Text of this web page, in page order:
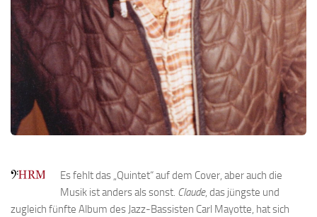
Es fehlt das „Quintet“ auf dem Cover, aber auch die
Musik ist anders als sonst. Claude, das jüngste und
zugleich fünfte Album des Jazz-Bassisten Carl Mayotte, hat sich